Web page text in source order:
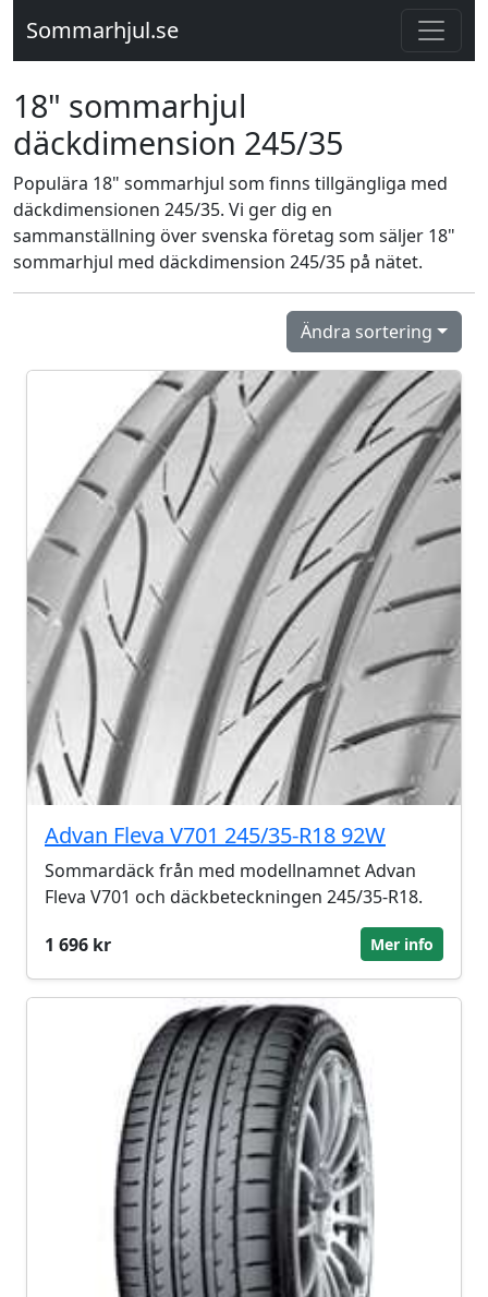
Sommarhjul.se
18" sommarhjul
däckdimension 245/35
Populära 18" sommarhjul som finns tillgängliga med
däckdimensionen 245/35. Vi ger dig en
sammanställning över svenska företag som säljer 18"
sommarhjul med däckdimension 245/35 på nätet.
Ändra sortering
Advan Fleva V701 245/35-R18 92W
Sommardäck från med modellnamnet Advan
Fleva V701 och däckbeteckningen 245/35-R18.
1 696 kr
Mer info